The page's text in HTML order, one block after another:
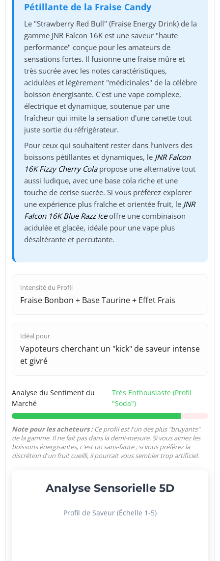
Pétillante de la Fraise Candy
Le "Strawberry Red Bull" (Fraise Energy Drink) de la
gamme JNR Falcon 16K est une saveur "haute
performance" conçue pour les amateurs de
sensations fortes. Il fusionne une fraise mûre et
très sucrée avec les notes caractéristiques,
acidulées et légèrement "médicinales" de la célèbre
boisson énergisante. C'est une vape complexe,
électrique et dynamique, soutenue par une
fraîcheur qui imite la sensation d'une canette tout
juste sortie du réfrigérateur.
Pour ceux qui souhaitent rester dans l’univers des
boissons pétillantes et dynamiques, le JNR Falcon
16K Fizzy Cherry Colapropose une alternative tout
aussi ludique, avec une base cola riche et une
touche de cerise sucrée. Si vous préférez explorer
une expérience plus fraîche et orientée fruit, le JNR
Falcon 16K Blue Razz Iceoffre une combinaison
acidulée et glacée, idéale pour une vape plus
désaltérante et percutante.
Intensité du Profil
Fraise Bonbon + Base Taurine + Effet Frais
Idéal pour
Vapoteurs cherchant un "kick" de saveur intense
et givré
Analyse du Sentiment du
Marché
Très Enthousiaste (Profil
"Soda")
Note pour les acheteurs :Ce profil est l'un des plus "bruyants"
de la gamme. Il ne fait pas dans la demi-mesure. Si vous aimez les
boissons énergisantes, c'est un sans-faute ; si vous préférez la
discrétion d'un fruit cueilli, il pourrait vous sembler trop artificiel.
Analyse Sensorielle 5D
Profil de Saveur (Échelle 1-5)